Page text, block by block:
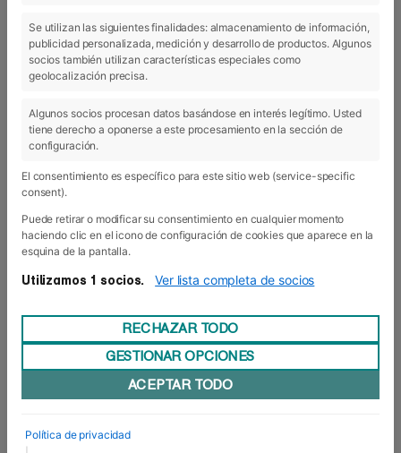
11 Abr 2016
Una década siendo referentes en
Liderazgo: comienza la DT MBA online
la Doble Titulación MBA online con especialidad
Se utilizan las siguientes finalidades: almacenamiento de información,
publicidad personalizada, medición y desarrollo de productos. Algunos
socios también utilizan características especiales como
geolocalización precisa.
Algunos socios procesan datos basándose en interés legítimo. Usted
tiene derecho a oponerse a este procesamiento en la sección de
configuración.
El consentimiento es específico para este sitio web (service-specific
consent).
Puede retirar o modificar su consentimiento en cualquier momento
haciendo clic en el icono de configuración de cookies que aparece en la
esquina de la pantalla.
Utilizamos 1 socios. Ver lista completa de socios
RECHAZAR TODO
GESTIONAR OPCIONES
ACEPTAR TODO
Política de privacidad